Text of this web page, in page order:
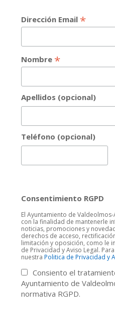
Dirección Email *
Nombre *
Apellidos (opcional)
Teléfono (opcional)
Consentimiento RGPD
El Ayuntamiento de
con la finalidad de mantenerle
noticias, promociones y
derechos de acceso,
limitación y oposición, como le
de Privacidad y Aviso Legal.
nuestra Politica de Privacidad y
Consiento el
Ayuntamiento de
normativa RGPD.